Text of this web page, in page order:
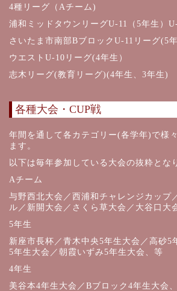
4種リーグ（Aチーム)
浦和ミッドタウンリーグU-11（5年生）
さいたま市南部BブロックU-11リーグ(5
ウエストU-10リーグ(4年生）
志木リーグ(教育リーグ)(4年生、3年生)
各種大会・CUP戦
年間を通して各カテゴリー(各学年)で様
ます。
以下は毎年参加している大会の抜粋とな
Aチーム
与野西北大会／西浦和チャレンジカップ
ル／新開大会／さくら草大会／大谷口大
5年生
新座市長杯／青木中央5年生大会／高砂5
5年生大会／朝霞いずみ5年生大会、等
4年生
美谷本4年生大会／Bブロック4年生大会